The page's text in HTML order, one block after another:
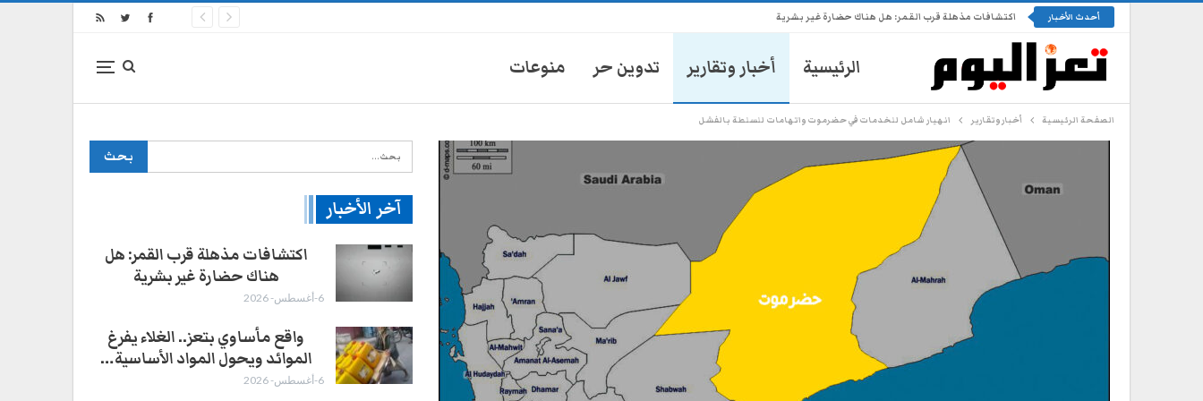
أحدث الأخبار اكتشافات مذهلة قرب القمر: هل هناك حضارة غير بشرية
الرئيسية أخبار وتقارير تدوين حر منوعات
الصفحة الرئيسية أخبار وتقارير انهيار شامل للخدمات في حضرموت واتهامات للسلطة بالفشل
آخر الأخبار
انتشار أمني في تعز يثير مخاوف
الأهالي من حملات تضييق جديدة
موكب محافظ تعز يدهس طفلاً
ويتركه في العناية المركزة
اكتشافات مذهلة قرب القمر: هل
هناك حضارة غير بشرية
6-أغسطس- 2026
واقع مأساوي بتعز.. الغلاء يفرغ
الموائد ويحول المواد الأساسية…
6-أغسطس- 2026